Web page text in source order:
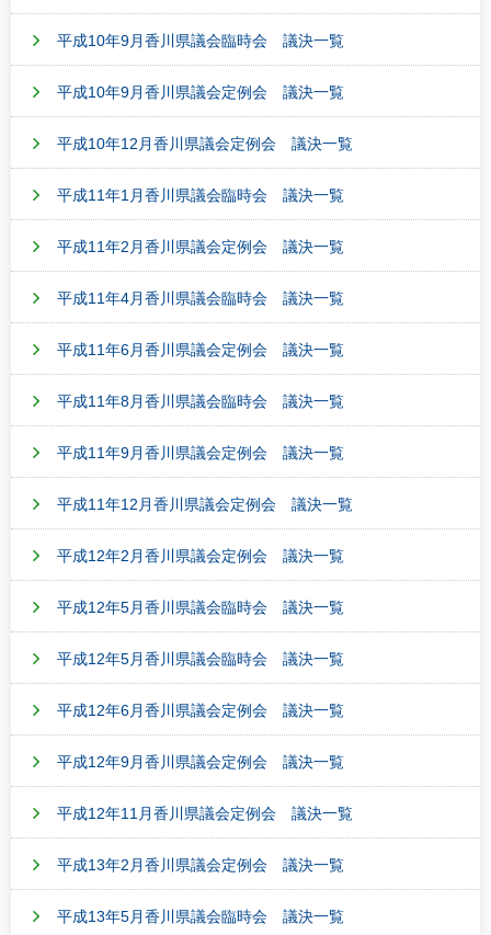
平成10年9月香川県議会臨時会 議決一覧
平成10年9月香川県議会定例会 議決一覧
平成10年12月香川県議会定例会 議決一覧
平成11年1月香川県議会臨時会 議決一覧
平成11年2月香川県議会定例会 議決一覧
平成11年4月香川県議会臨時会 議決一覧
平成11年6月香川県議会定例会 議決一覧
平成11年8月香川県議会臨時会 議決一覧
平成11年9月香川県議会定例会 議決一覧
平成11年12月香川県議会定例会 議決一覧
平成12年2月香川県議会定例会 議決一覧
平成12年5月香川県議会臨時会 議決一覧
平成12年5月香川県議会臨時会 議決一覧
平成12年6月香川県議会定例会 議決一覧
平成12年9月香川県議会定例会 議決一覧
平成12年11月香川県議会定例会 議決一覧
平成13年2月香川県議会定例会 議決一覧
平成13年5月香川県議会臨時会 議決一覧